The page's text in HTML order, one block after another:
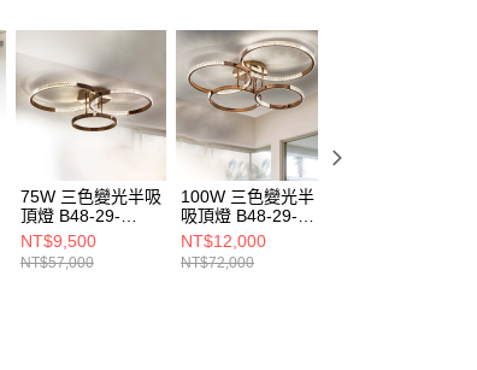
75W 三色變光半吸
頂燈 B48-29-
71042
NT$9,500
NT$57,000
100W 三色變光半
吸頂燈 B48-29-
71041
NT$12,000
NT$72,000